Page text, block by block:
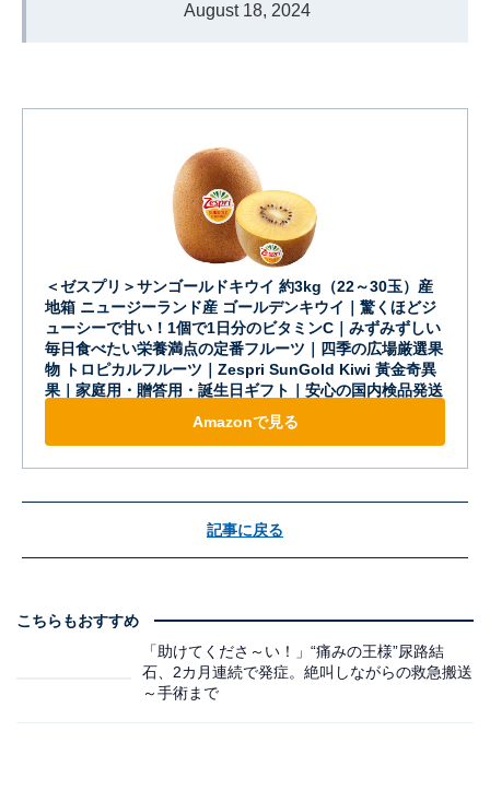
August 18, 2024
＜ゼスプリ＞サンゴールドキウイ 約3kg（22～30玉）産
地箱 ニュージーランド産 ゴールデンキウイ｜驚くほどジ
ューシーで甘い！1個で1日分のビタミンC｜みずみずしい
毎日食べたい栄養満点の定番フルーツ｜四季の広場厳選果
物 トロピカルフルーツ｜Zespri SunGold Kiwi 黃金奇異
果｜家庭用・贈答用・誕生日ギフト｜安心の国内検品発送
Amazonで見る
記事に戻る
こちらもおすすめ
「助けてくださ～い！」“痛みの王様”尿路結
石、2カ月連続で発症。絶叫しながらの救急搬送
～手術まで